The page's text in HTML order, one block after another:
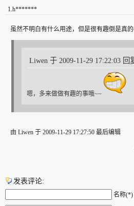
1.h*******
虽然不明白有什么用途，但是很有趣倒是真
Liwen 于 2009-11-29 17:22:03 回
嗯，多来做做有趣的事哦~~
由 Liwen 于 2009-11-29 17:27:50 最后编辑
发表评论:
名称(*)